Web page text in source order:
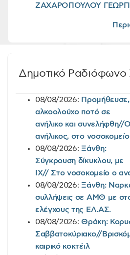
ΖΑΧΑΡΟΠΟΥΛΟΥ
Δημοτικό Ραδιόφωνο
08/08/2026: Προμήθευσε,
αλκοολούχο ποτό σε
ανήλικο και συνελήφθη//Ο
ανήλικος, στο νοσοκομείο
08/08/2026: Ξάνθη:
Σύγκρουση δίκυκλου, με
ΙΧ// Στο νοσοκομείο ο
08/08/2026: Ξάνθη:
συλλήψεις σε ΑΜΘ με
ελέγχους της EΛ.AΣ.
08/08/2026: Θράκη:
Σαββατοκύριακο//
καιρικό κοκτέιλ